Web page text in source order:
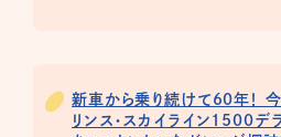
新車から乗り続けて60年！
リンス・スカイライン1500デラ